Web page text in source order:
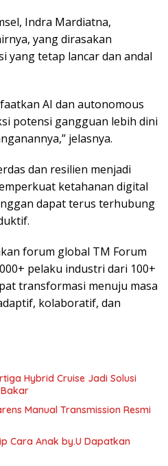
Indra Mardiatna,
yang dirasakan
yang tetap lancar dan andal
AI dan autonomous
potensi gangguan lebih dini
jelasnya.
dan resilien menjadi
ketahanan digital
dapat terus terhubung
forum global TM Forum
pelaku industri dari 100+
transformasi menuju masa
kolaboratif, dan
Hybrid Cruise Jadi Solusi
Manual Transmission Resmi
Cara Anak by.U Dapatkan